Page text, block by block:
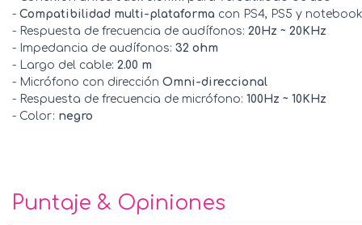
- Compatibilidad multi-plataforma con PS4, PS5 y
- Respuesta de frecuencia de audífonos: 20Hz ~ 20KHz
- Impedancia de audífonos: 32 ohm
- Largo del cable: 2.00 m
- Micrófono con dirección Omni-direccional
- Respuesta de frecuencia de micrófono: 100Hz ~ 10KHz
- Color: negro
Puntaje & Opiniones